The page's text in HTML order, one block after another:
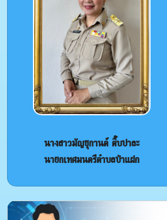
นางสาวมัญชุกานต์ ติ๊บปาละ
นายกเทศมนตรีตำบลป่าแฝก